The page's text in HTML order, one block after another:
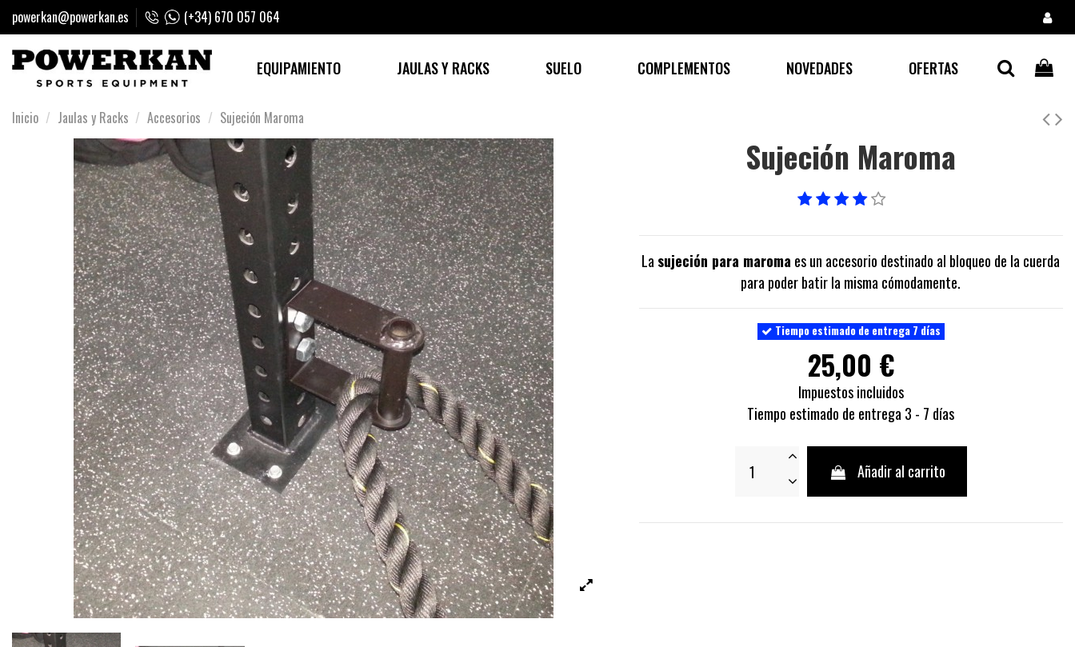
powerkan@powerkan.es (+34) 670 057 064
EQUIPAMIENTO JAULAS Y RACKS SUELO COMPLEMENTOS NOVEDADES OFERTAS
Inicio Jaulas y Racks Accesorios Sujeción Maroma
Sujeción Maroma
La sujeción para maroma es un accesorio destinado al bloqueo de la cuerda
para poder batir la misma cómodamente.
Tiempo estimado de entrega 7 días
25,00 €
Impuestos incluidos
Tiempo estimado de entrega 3 - 7 días
Añadir al carrito